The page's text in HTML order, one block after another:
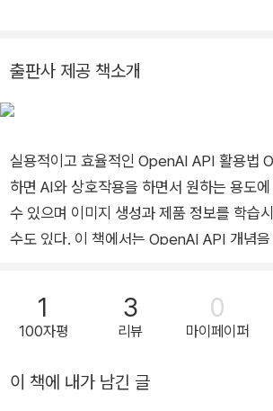
입스크립트, 리액트, Next.js로 배우는 실전
시’(정보문화사) 등이 있다.
출판사 제공 책소개
실용적이고 효율적인 OpenAI API 활용법 OpenAI API를 활용
하면 AI와 상호작용을 하면서 원하는 용도
수 있으며 이미지 생성과 제품 정보를 학습
수도 있다. 이 책에서는 OpenAI API 개념을
제품 데이터를 활용한 AI 모델 제작 방법 등
립트로 나누어 살펴본다. 파워 플랫폼 및 노
론 다양한 개발 환경에서 API를 사용하는 방
자. 강력한 무기 OpenAI API로 나만의 AI 구현하기 2022년 말
1
100자평
3
리뷰
0
마이페이퍼
이 책에 내가 남긴 글